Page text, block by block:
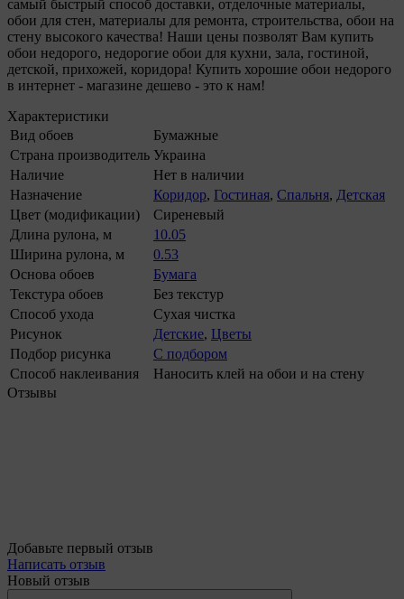
самый быстрый способ доставки, отделочные материалы,
обои для стен, материалы для ремонта, строительства, обои на
стену высокого качества! Наши цены позволят Вам купить
обои недорого, недорогие обои для кухни, зала, гостиной,
детской, прихожей, коридора! Купить хорошие обои недорого
в интернет - магазине дешево - это к нам!
Характеристики
Вид обоев
Бумажные
Страна производитель Украина
Наличие
Нет в наличии
Назначение
Коридор, Гостиная, Спальня, Детская
Цвет (модификации)
Сиреневый
Длина рулона, м
10.05
Ширина рулона, м
0.53
Основа обоев
Бумага
Текстура обоев
Без текстур
Способ ухода
Сухая чистка
Рисунок
Детские, Цветы
Подбор рисунка
С подбором
Способ наклеивания
Наносить клей на обои и на стену
Отзывы
Добавьте первый отзыв
Написать отзыв
Новый отзыв